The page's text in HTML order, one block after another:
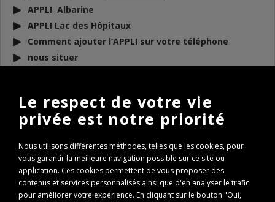
APPLI Albarine
APPLI Lac des Hôpitaux
Comment ajouter l’APPLI sur votre téléphone
nous situer
DOCUMENTS À TÉLÉCHARGER
BULLETIN D’INFO 2026
ARP 2026
Conseils de remise à l’eau des poissons
Règlementation Lac des Hôpitaux 2026
Fenêtre de capture Brochet
Le respect de votre vie
privée est notre priorité
Nous utilisons différentes méthodes, telles que les cookies, pour
vous garantir la meilleure navigation possible sur ce site ou
application. Ces cookies permettent de vous proposer des
contenus et services personnalisés ainsi que d'en analyser le trafic
pour améliorer votre expérience. En cliquant sur le bouton "Oui,